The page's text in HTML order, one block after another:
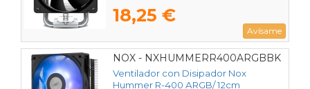
18,25 €
Avísame
NOX - NXHUMMERR400ARGBBK
Ventilador con Disipador Nox
Hummer R-400 ARGB/ 12cm